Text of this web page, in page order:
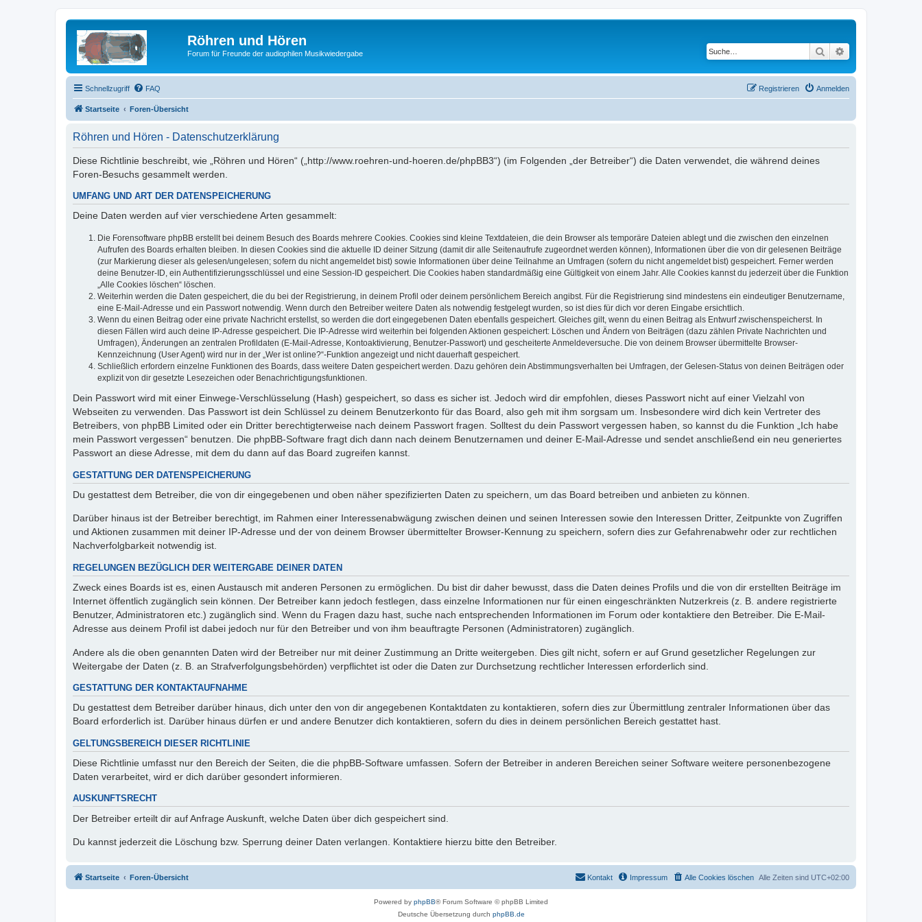
Röhren und Hören
Forum für Freunde der audiophilen Musikwiedergabe Suche
Schnellzugriff FAQ Anmelden
Registrieren
Startseite Foren-Übersicht
Röhren und Hören - Datenschutzerklärung
Diese Richtlinie beschreibt, wie „Röhren und Hören“ („http://www.roehren-und-hoeren.de/phpBB3“) (im Folgenden „der Betreiber“) die Daten verwendet, die während deines
Foren-Besuchs gesammelt werden.
UMFANG UND ART DER DATENSPEICHERUNG
Deine Daten werden auf vier verschiedene Arten gesammelt:
Die Forensoftware phpBB erstellt bei deinem Besuch des Boards mehrere Cookies. Cookies sind kleine Textdateien, die dein Browser als temporäre Dateien ablegt und die zwischen den einzelnen
Aufrufen des Boards erhalten bleiben. In diesen Cookies sind die aktuelle ID deiner Sitzung (damit dir alle Seitenaufrufe zugeordnet werden können), Informationen über die von dir gelesenen Beiträge
(zur Markierung dieser als gelesen/ungelesen; sofern du nicht angemeldet bist) sowie Informationen über deine Teilnahme an Umfragen (sofern du nicht angemeldet bist) gespeichert. Ferner werden
deine Benutzer-ID, ein Authentifizierungsschlüssel und eine Session-ID gespeichert. Die Cookies haben standardmäßig eine Gültigkeit von einem Jahr. Alle Cookies kannst du jederzeit über die Funktion
„Alle Cookies löschen“ löschen.
Weiterhin werden die Daten gespeichert, die du bei der Registrierung, in deinem Profil oder deinem persönlichem Bereich angibst. Für die Registrierung sind mindestens ein eindeutiger Benutzername,
eine E-Mail-Adresse und ein Passwort notwendig. Wenn durch den Betreiber weitere Daten als notwendig festgelegt wurden, so ist dies für dich vor deren Eingabe ersichtlich.
Wenn du einen Beitrag oder eine private Nachricht erstellst, so werden die dort eingegebenen Daten ebenfalls gespeichert. Gleiches gilt, wenn du einen Beitrag als Entwurf zwischenspeicherst. In
diesen Fällen wird auch deine IP-Adresse gespeichert. Die IP-Adresse wird weiterhin bei folgenden Aktionen gespeichert: Löschen und Ändern von Beiträgen (dazu zählen Private Nachrichten und
Umfragen), Änderungen an zentralen Profildaten (E-Mail-Adresse, Kontoaktivierung, Benutzer-Passwort) und gescheiterte Anmeldeversuche. Die von deinem Browser übermittelte Browser-
Kennzeichnung (User Agent) wird nur in der „Wer ist online?“-Funktion angezeigt und nicht dauerhaft gespeichert.
Schließlich erfordern einzelne Funktionen des Boards, dass weitere Daten gespeichert werden. Dazu gehören dein Abstimmungsverhalten bei Umfragen, der Gelesen-Status von deinen Beiträgen oder
explizit von dir gesetzte Lesezeichen oder Benachrichtigungsfunktionen.
Dein Passwort wird mit einer Einwege-Verschlüsselung (Hash) gespeichert, so dass es sicher ist. Jedoch wird dir empfohlen, dieses Passwort nicht auf einer Vielzahl von
Webseiten zu verwenden. Das Passwort ist dein Schlüssel zu deinem Benutzerkonto für das Board, also geh mit ihm sorgsam um. Insbesondere wird dich kein Vertreter des
Betreibers, von phpBB Limited oder ein Dritter berechtigterweise nach deinem Passwort fragen. Solltest du dein Passwort vergessen haben, so kannst du die Funktion „Ich habe
mein Passwort vergessen“ benutzen. Die phpBB-Software fragt dich dann nach deinem Benutzernamen und deiner E-Mail-Adresse und sendet anschließend ein neu generiertes
Passwort an diese Adresse, mit dem du dann auf das Board zugreifen kannst.
GESTATTUNG DER DATENSPEICHERUNG
Du gestattest dem Betreiber, die von dir eingegebenen und oben näher spezifizierten Daten zu speichern, um das Board betreiben und anbieten zu können.
Darüber hinaus ist der Betreiber berechtigt, im Rahmen einer Interessenabwägung zwischen deinen und seinen Interessen sowie den Interessen Dritter, Zeitpunkte von Zugriffen
und Aktionen zusammen mit deiner IP-Adresse und der von deinem Browser übermittelter Browser-Kennung zu speichern, sofern dies zur Gefahrenabwehr oder zur rechtlichen
Nachverfolgbarkeit notwendig ist.
REGELUNGEN BEZÜGLICH DER WEITERGABE DEINER DATEN
Zweck eines Boards ist es, einen Austausch mit anderen Personen zu ermöglichen. Du bist dir daher bewusst, dass die Daten deines Profils und die von dir erstellten Beiträge im
Internet öffentlich zugänglich sein können. Der Betreiber kann jedoch festlegen, dass einzelne Informationen nur für einen eingeschränkten Nutzerkreis (z. B. andere registrierte
Benutzer, Administratoren etc.) zugänglich sind. Wenn du Fragen dazu hast, suche nach entsprechenden Informationen im Forum oder kontaktiere den Betreiber. Die E-Mail-
Adresse aus deinem Profil ist dabei jedoch nur für den Betreiber und von ihm beauftragte Personen (Administratoren) zugänglich.
Andere als die oben genannten Daten wird der Betreiber nur mit deiner Zustimmung an Dritte weitergeben. Dies gilt nicht, sofern er auf Grund gesetzlicher Regelungen zur
Weitergabe der Daten (z. B. an Strafverfolgungsbehörden) verpflichtet ist oder die Daten zur Durchsetzung rechtlicher Interessen erforderlich sind.
GESTATTUNG DER KONTAKTAUFNAHME
Du gestattest dem Betreiber darüber hinaus, dich unter den von dir angegebenen Kontaktdaten zu kontaktieren, sofern dies zur Übermittlung zentraler Informationen über das
Board erforderlich ist. Darüber hinaus dürfen er und andere Benutzer dich kontaktieren, sofern du dies in deinem persönlichen Bereich gestattet hast.
GELTUNGSBEREICH DIESER RICHTLINIE
Diese Richtlinie umfasst nur den Bereich der Seiten, die die phpBB-Software umfassen. Sofern der Betreiber in anderen Bereichen seiner Software weitere personenbezogene
Daten verarbeitet, wird er dich darüber gesondert informieren.
AUSKUNFTSRECHT
Der Betreiber erteilt dir auf Anfrage Auskunft, welche Daten über dich gespeichert sind.
Du kannst jederzeit die Löschung bzw. Sperrung deiner Daten verlangen. Kontaktiere hierzu bitte den Betreiber.
Startseite Foren-Übersicht Alle Zeiten sind UTC+02:00
Alle Cookies löschen
Impressum
Kontakt
Powered by phpBB® Forum Software © phpBB Limited
Deutsche Übersetzung durch phpBB.de